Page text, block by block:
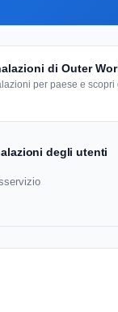
di Outer
per paese e
degli utenti